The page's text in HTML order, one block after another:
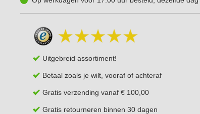
Uitgebreid assortiment!
Betaal zoals je wilt, vooraf of achteraf
Gratis verzending vanaf € 100,00
Gratis retourneren binnen 30 dagen